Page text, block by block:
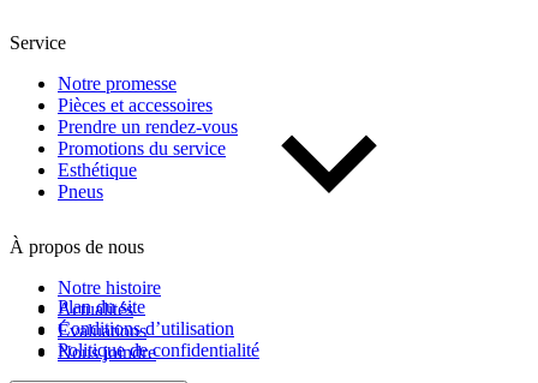
Service
Notre promesse
Pièces et accessoires
Prendre un rendez-vous
Promotions du service
Esthétique
Pneus
À propos de nous
Notre histoire
Actualités
Évaluations
Nous joindre
Plan du site
Conditions d’utilisation
Politique de confidentialité